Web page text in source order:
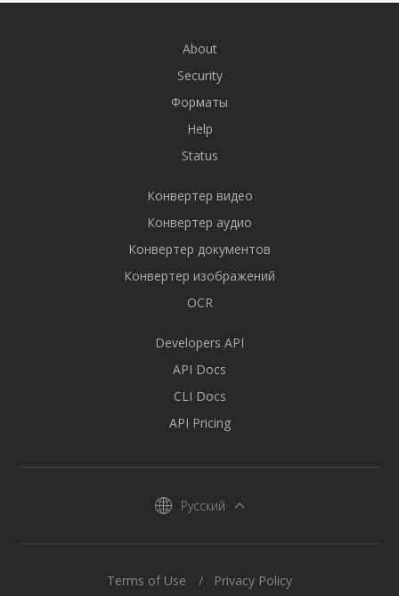
About
Security
Форматы
Help
Status
Конвертер видео
Конвертер аудио
Конвертер документов
Конвертер изображений
OCR
Developers API
API Docs
CLI Docs
API Pricing
Русский
Terms of Use Privacy Policy